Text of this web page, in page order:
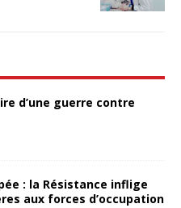
d’une guerre contre
: la Résistance inflige
aux forces d’occupation